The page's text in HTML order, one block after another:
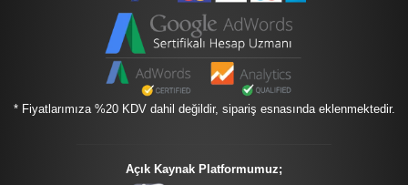
* Fiyatlarımıza %20 KDV dahil değildir, sipariş esnasında eklenmektedir.
Açık Kaynak Platformumuz;